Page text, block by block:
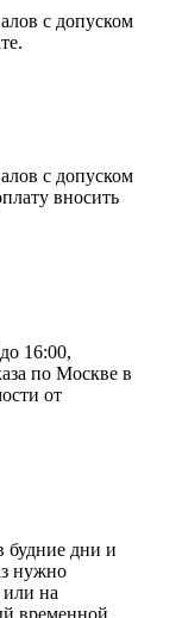
с допуском
с допуском
вносить
16:00,
по Москве в
от
будние дни и
нужно
или на
временной